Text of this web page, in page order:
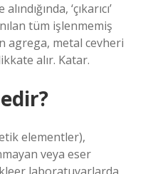
‘çıkarıcı’
tüm işlenmemiş
agrega, metal cevheri
alır. Katar.
elementler),
veya eser